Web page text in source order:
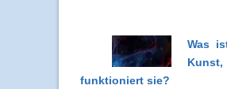
Was
funktioniert sie?